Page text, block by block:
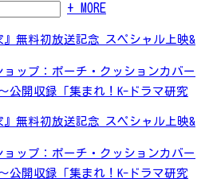
+ MORE
』無料初放送記念 スペシャル上映&
ョップ：ポーチ・クッションカバー
公開収録「集まれ！K-ドラマ研究
』無料初放送記念 スペシャル上映&
ョップ：ポーチ・クッションカバー
公開収録「集まれ！K-ドラマ研究